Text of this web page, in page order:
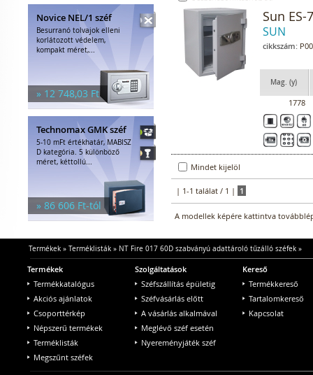
Novice NEL/1 széf
Besurranó tolvajok elleni
korlátozott védelem,
kompakt méret,...
» 12 748,03 Ft
Technomax GMK széf
5-10 mFt értékhatár, MABISZ
D kategória. 5 különböző
méret, kéttollú...
» 86 606 Ft-tól
Sun
SUN
cikkszám:
Mag. (y)
1778
Mindet kijelöl
| 1-1 találat / 1 | 1
A modellek képére kattintva
Termékek» Terméklisták» NT Fire 017 60D szabványú adattároló tűzálló széfek»
Termékek
Termékkatalógus
Akciós ajánlatok
Csoporttérkép
Népszerű termékek
Terméklisták
Megszűnt széfek
Szolgáltatások
Széfszállítás épületig
Széfvásárlás előtt
A vásárlás alkalmával
Meglévő széf esetén
Nyereményjáték széf
Kereső
Termékkereső
Tartalomkereső
Kapcsolat